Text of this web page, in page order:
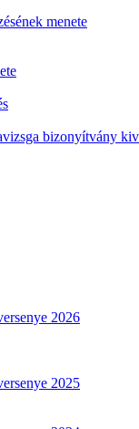
menete
bizonyítvány
2026
2025